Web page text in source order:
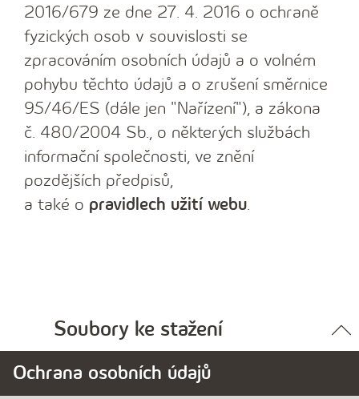
2016/679 ze dne 27. 4. 2016 o ochraně
fyzických osob v souvislosti se
zpracováním osobních údajů a o volném
pohybu těchto údajů a o zrušení směrnice
95/46/ES (dále jen "Nařízení"), a zákona
č. 480/2004 Sb., o některých službách
informační společnosti, ve znění
pozdějších předpisů,
a také o pravidlech užití webu.
Soubory ke stažení
Ochrana osobních údajů